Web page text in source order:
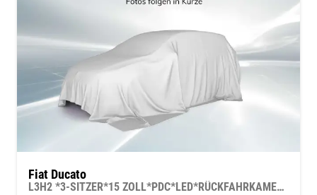
Fiat Ducato
L3H2 *3-SITZER*15 ZOLL*PDC*LED*RÜCKFAHRKAMERA*DAB*KLIMA*HECKTÜRE 260°*